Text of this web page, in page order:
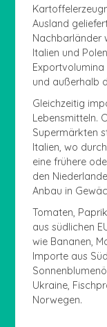
Ausland
Nachbarländer
Italien und
und außerhalb
Gleichzeitig
Lebensmitteln.
Supermärkten
Italien, wo
eine frühere
den
Anbau in
Tomaten,
aus südlichen
wie Bananen,
Importe aus
Ukraine,
Norwegen.